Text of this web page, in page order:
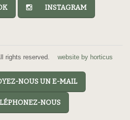
INSTAGRAM
rights reserved. website by horticus
NOUS UN E-MAIL
NOUS